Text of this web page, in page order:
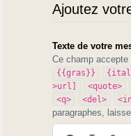
Ajoutez
Texte de votre
Ce champ
{{gras}}
>url]
<quote>
<q> <del>
paragraphes,